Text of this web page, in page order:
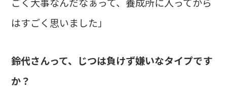
はすごく思いました」
――鈴代さんって、じつは負けず嫌いなタイプです
か？